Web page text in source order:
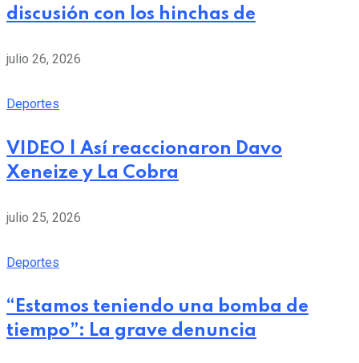
discusión con los hinchas de
julio 26, 2026
Deportes
VIDEO | Así reaccionaron Davo
Xeneize y La Cobra
julio 25, 2026
Deportes
“Estamos teniendo una bomba de
tiempo”: La grave denuncia